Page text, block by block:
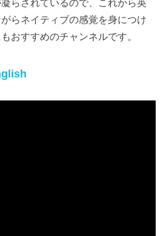
らされているので、これから英
らネイティブの感覚を身につけ
おすすめのチャンネルです。